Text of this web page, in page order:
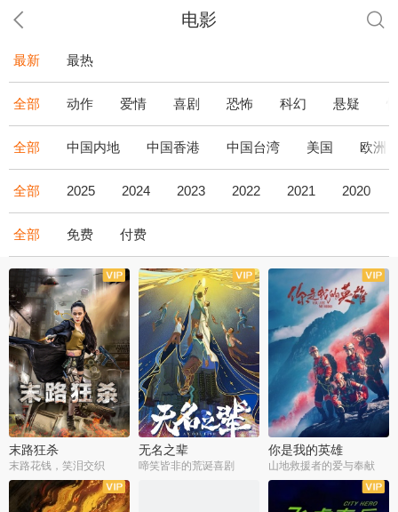
电影
最新 最热
全部 动作 爱情 喜剧 恐怖 科幻 悬疑
全部 中国内地 中国香港 中国台湾 美国 欧洲
全部 2025 2024 2023 2022 2021 2020
全部 免费 付费
末路狂杀
末路花钱，笑泪交织
无名之辈
啼笑皆非的荒诞喜剧
你是我的英雄
山地救援者的爱与奉献